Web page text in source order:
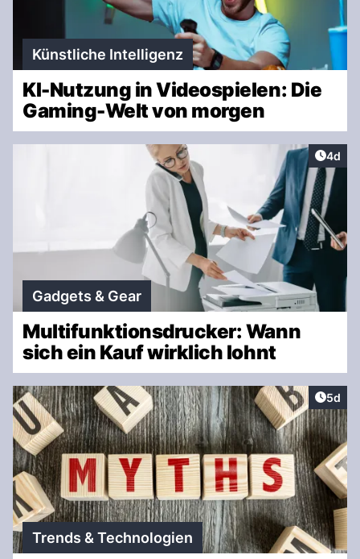
Künstliche Intelligenz
KI-Nutzung in Videospielen: Die
Gaming-Welt von morgen
4d
Gadgets & Gear
Multifunktionsdrucker: Wann
sich ein Kauf wirklich lohnt
5d
Trends & Technologien